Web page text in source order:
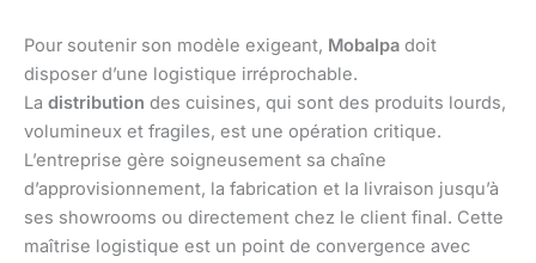
Pour soutenir son modèle exigeant, Mobalpa doit
disposer d’une logistique irréprochable.
La distribution des cuisines, qui sont des produits lourds,
volumineux et fragiles, est une opération critique.
L’entreprise gère soigneusement sa chaîne
d’approvisionnement, la fabrication et la livraison jusqu’à
ses showrooms ou directement chez le client final. Cette
maîtrise logistique est un point de convergence avec